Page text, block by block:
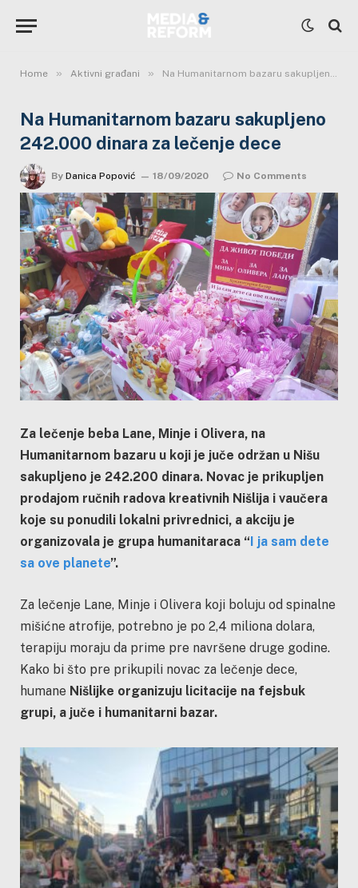
Home » Aktivni građani » Na Humanitarnom bazaru sakupljeno 242.000 dinara za lečenje dece
Na Humanitarnom bazaru sakupljeno
242.000 dinara za lečenje dece
By Danica Popović 18/09/2020 No Comments
Za lečenje beba Lane, Minje i Olivera, na
Humanitarnom bazaru u koji je juče održan u Nišu
sakupljeno je 242.200 dinara. Novac je prikupljen
prodajom ručnih radova kreativnih Nišlija i vaučera
koje su ponudili lokalni privrednici, a akciju je
organizovala je grupa humanitaraca “I ja sam dete
sa ove planete”.
Za lečenje Lane, Minje i Olivera koji boluju od spinalne
mišićne atrofije, potrebno je po 2,4 miliona dolara,
terapiju moraju da prime pre navršene druge godine.
Kako bi što pre prikupili novac za lečenje dece,
humane Nišlijke organizuju licitacije na fejsbuk
grupi, a juče i humanitarni bazar.